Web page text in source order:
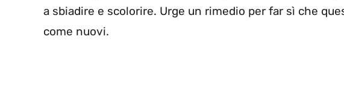
a sbiadire e scolorire. Urge un rimedio per far sì che
come nuovi.